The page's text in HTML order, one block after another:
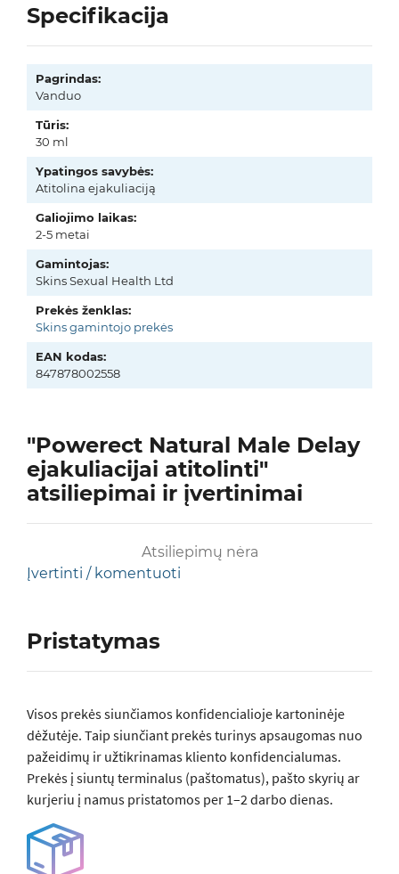
Specifikacija
Pagrindas:
Vanduo
Tūris:
30 ml
Ypatingos savybės:
Atitolina ejakuliaciją
Galiojimo laikas:
2-5 metai
Gamintojas:
Skins Sexual Health Ltd
Prekės ženklas:
Skins gamintojo prekės
EAN kodas:
847878002558
"Powerect Natural Male Delay
ejakuliacijai atitolinti"
atsiliepimai ir įvertinimai
Atsiliepimų nėra
Įvertinti / komentuoti
Pristatymas
Visos prеkės siunčiamos konfidencialioje kartoninėje
dėžutėje. Taip siunčiant prekės turinys apsaugomas nuo
pažeidimų ir užtikrinamas kliento konfidencialumas.
Prekės į siuntų terminalus (paštomatus), pašto skyrių ar
kurjeriu į namus pristatomos per 1–2 darbo dienas.